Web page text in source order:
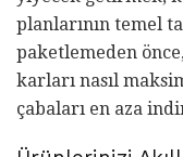
planlarının temel
paketlemeden
karları nasıl
çabaları en aza